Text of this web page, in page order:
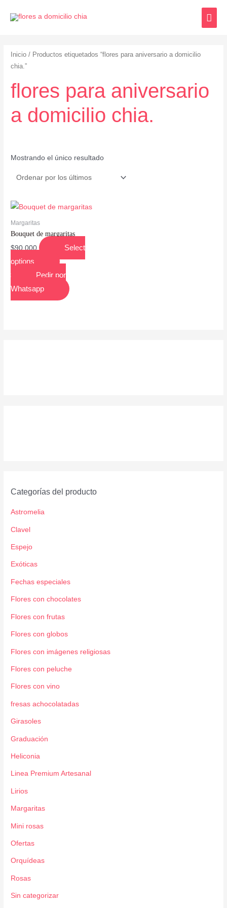
Inicio / Productos etiquetados “flores para aniversario a domicilio
chia.”
flores para aniversario
a domicilio chia.
Mostrando el único resultado
Margaritas
Bouquet de margaritas
$90,000
Select
options
Pedir por
Whatsapp
Categorías del producto
Astromelia
Clavel
Espejo
Exóticas
Fechas especiales
Flores con chocolates
Flores con frutas
Flores con globos
Flores con imágenes religiosas
Flores con peluche
Flores con vino
fresas achocolatadas
Girasoles
Graduación
Heliconia
Linea Premium Artesanal
Lirios
Margaritas
Mini rosas
Ofertas
Orquídeas
Rosas
Sin categorizar